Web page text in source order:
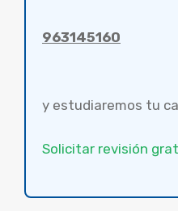
963145160
y estudiaremos tu
Solicitar revisión